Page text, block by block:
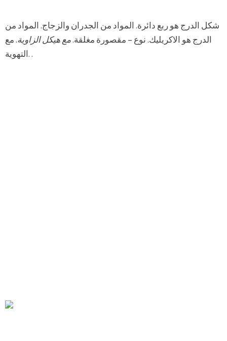
شكل الدرج هو ربع دائرة. المواد من الجدران والزجاج. المواد من
الدرج هو الاكريليك. نوع – مقصورة مغلقة.مع هيكل الزاوية. مع
التهوية. .